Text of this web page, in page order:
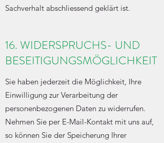
Sachverhalt abschliessend geklärt ist.
16. WIDERSPRUCHS- UND
BESEITIGUNGSMÖGLICHKEIT
Sie haben jederzeit die Möglichkeit, Ihre
Einwilligung zur Verarbeitung der
personenbezogenen Daten zu widerrufen.
Nehmen Sie per E-Mail-Kontakt mit uns auf,
so können Sie der Speicherung Ihrer